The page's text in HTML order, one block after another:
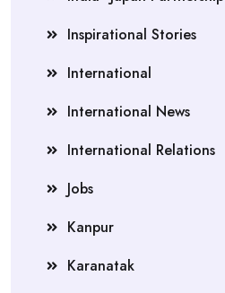
Inspirational Stories
International
International News
International Relations
Jobs
Kanpur
Karanatak